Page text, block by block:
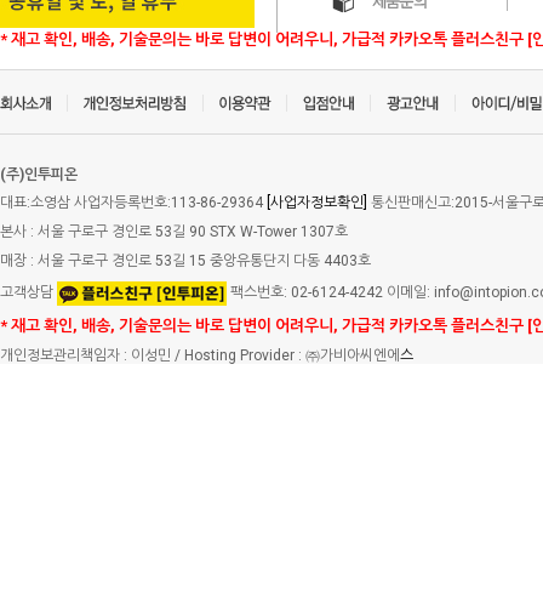
* 재고 확인, 배송, 기술문의는 바로 답변이 어려우니, 가급적 카카오톡 플러스친구 [
(주)인투피온
대표:소영삼 사업자등록번호:113-86-29364 [사업자정보확인] 통신판매신고:2015-서울구
본사 : 서울 구로구 경인로 53길 90 STX W-Tower 1307호
매장 : 서울 구로구 경인로 53길 15 중앙유통단지 다동 4403호
고객상담
팩스번호: 02-6124-4242 이메일:
* 재고 확인, 배송, 기술문의는 바로 답변이 어려우니, 가급적 카카오톡 플러스친구 [
개인정보관리책임자 : 이성민 / Hosting Provider : ㈜가비아씨엔에 스